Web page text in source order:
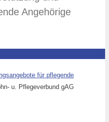
Angehörige
für pflegende
u. Pflegeverbund gAG